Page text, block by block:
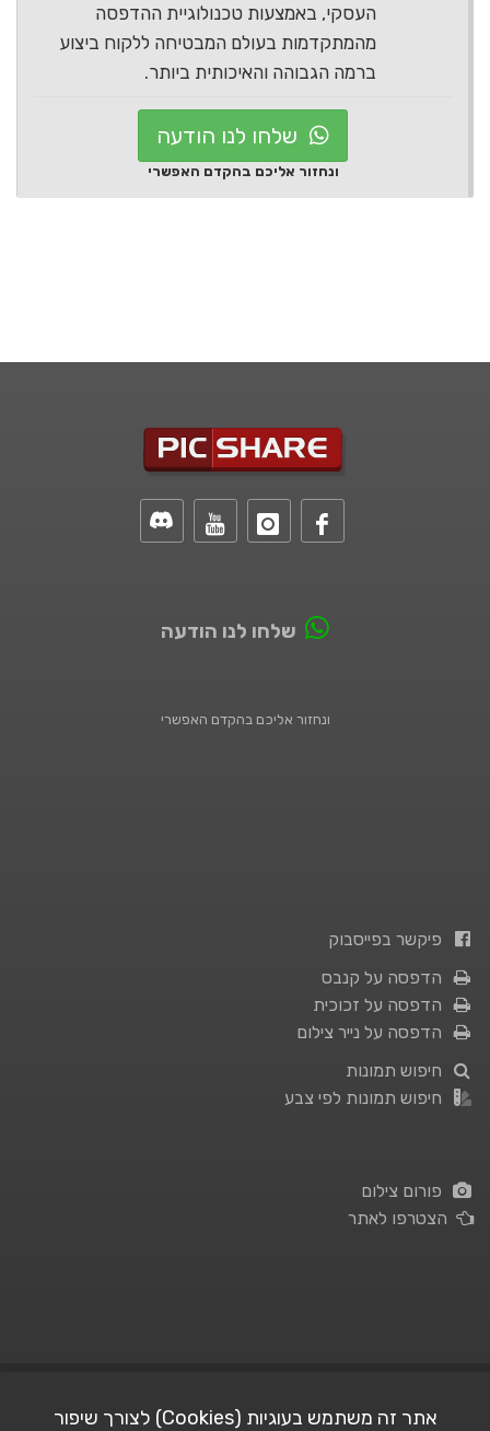
העסקי, באמצעות טכנולוגיית ההדפסה
מהמתקדמות בעולם המבטיחה ללקוח ביצוע
ברמה הגבוהה והאיכותית ביותר.
שלחו לנו הודעה
ונחזור אליכם בהקדם האפשרי
שלחו לנו הודעה
ונחזור אליכם בהקדם האפשרי
פיקשר בפייסבוק
הדפסה על קנבס
הדפסה על זכוכית
הדפסה על נייר צילום
חיפוש תמונות
חיפוש תמונות לפי צבע
פורום צילום
הצטרפו לאתר
אתר זה משתמש בעוגיות (Cookies) לצורך שיפור